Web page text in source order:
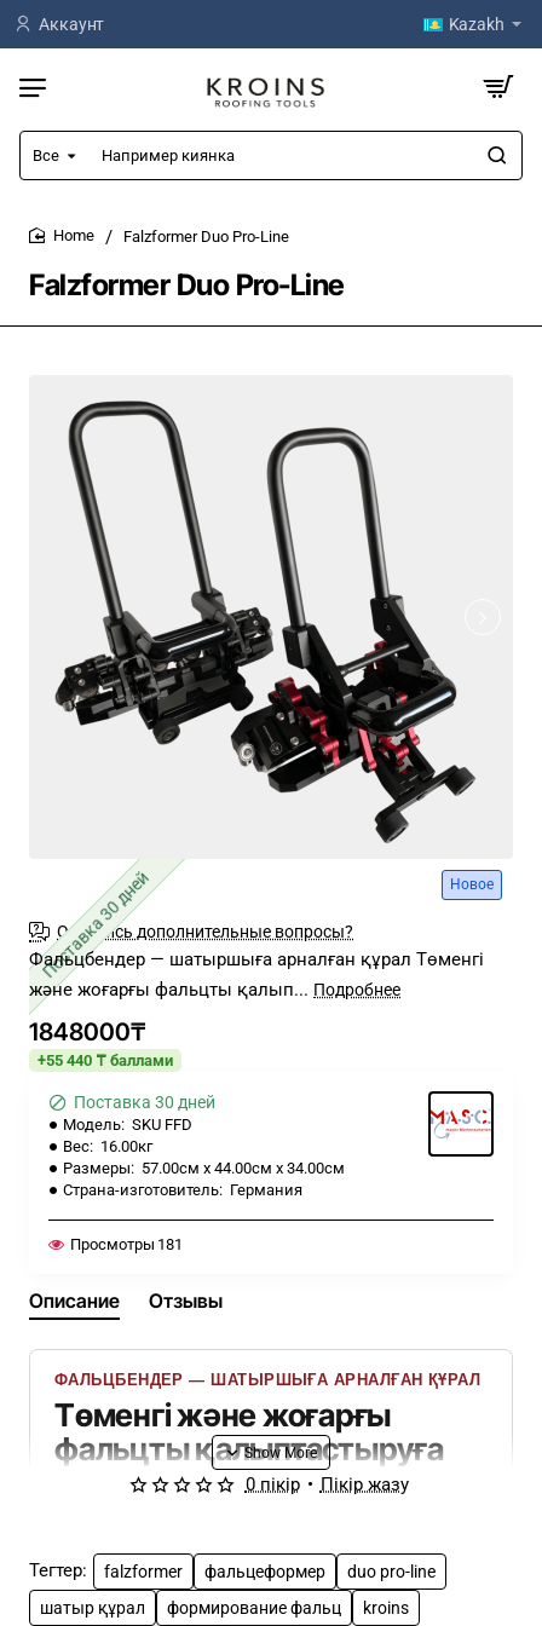
Аккаунт Kazakh
Все
Например
киянка
Falzformer Duo Pro-Line
Falzformer Duo Pro-Line
Новое
Поставка 30 дней
Остались дополнительные вопросы?
Фальцбендер — шатыршыға арналған құрал Төменгі
және жоғарғы фальцты қалып...
0 пікір • Пікір жазу
1848000₸
+55 440 ₸ баллами
Поставка 30 дней
Модель: SKU FFD
Вес: 16.00кг
Размеры: 57.00см x 44.00см x 34.00см
Страна-изготовитель: Германия
Просмотры 181
Описание Отзывы
ФАЛЬЦБЕНДЕР — ШАТЫРШЫҒА АРНАЛҒАН ҚҰРАЛ
Төменгі және жоғарғы
фальцты қалыптастыруға
арналған жиынтық
Екі фальц
Төменгі және жоғарғы фальц бірден дайын қалыпқа
Тегтер: falzformer фальцеформер
duo pro-line
шатыр құрал
формирование фальц
kroins